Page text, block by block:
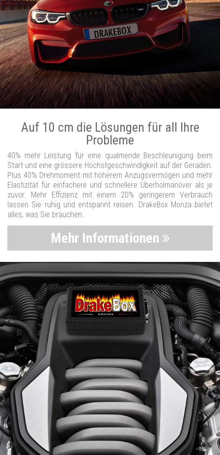
Auf 10 cm die Lösungen für all Ihre
Probleme
40% mehr Leistung für eine qualmende Beschleunigung beim
Start und eine grössere Höchstgeschwindigkeit auf der Geraden.
Plus 40% Drehmoment mit höherem Anzugsvermögen und mehr
Elastizität für einfachere und schnellere Überholmanöver als je
zuvor. Mehr Effizienz mit einem 20% geringerem Verbrauch
lassen Sie ruhig und entspannt reisen. DrakeBox Monza bietet
alles, was Sie brauchen.
Mehr Informationen